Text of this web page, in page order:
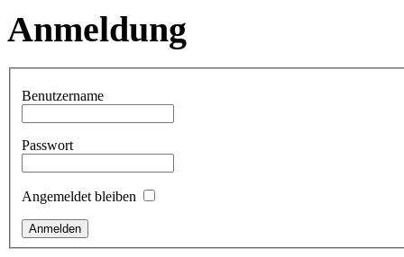
Anmeldung
Benutzername
Passwort
Angemeldet bleiben